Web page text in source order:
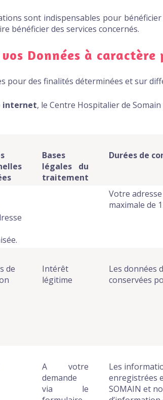
sont indispensables pour
bénéficier des services concernés.
Données à
pour des finalités déterminées et sur
internet, le Centre Hospitalier de
Bases
légales du
traitement
Durées de
Votre
maximale de
de
Intérêt
légitime
Les données
conservées
A votre
demande
via le
Les
enregistrées
SOMAIN et